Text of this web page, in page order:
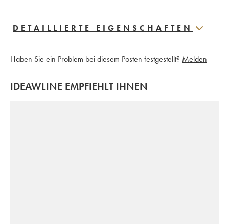
DETAILLIERTE EIGENSCHAFTEN
Haben Sie ein Problem bei diesem Posten festgestellt? Melden
IDEAWLINE EMPFIEHLT IHNEN